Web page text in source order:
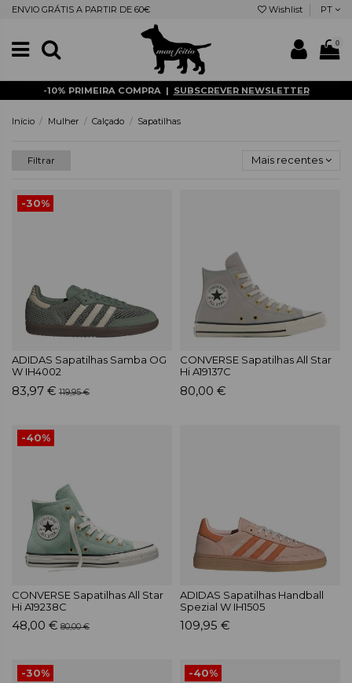
ENVIO GRÁTIS A PARTIR DE 60€ Wishlist PT
0
-10% PRIMEIRA COMPRA | SUBSCREVER NEWSLETTER
Início Mulher Calçado Sapatilhas
Filtrar Mais recentes
-30%
ADIDAS Sapatilhas Samba OG
W IH4002
83,97 € 119,95 €
CONVERSE Sapatilhas All Star
Hi A19137C
80,00 €
-40%
CONVERSE Sapatilhas All Star
Hi A19238C
48,00 € 80,00 €
ADIDAS Sapatilhas Handball
Spezial W IH1505
109,95 €
-30% -40%